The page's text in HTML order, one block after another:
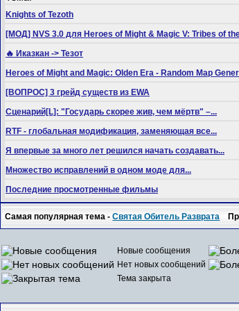
Knights of Tezoth
[МОД] NVS 3.0 для Heroes of Might & Magic V: Tribes of
🔥 Иказкан -> Тезот
Heroes of Might and Magic: Olden Era - Random Map
[ВОПРОС] 3 грейд существ из EWA
Сценарий[L]: "Государь скорее жив, чем мёртв" –...
RTF - глобальная модификация, заменяющая все...
Я впервые за много лет решился начать создавать...
Множество исправлений в одном моде для...
Последние просмотренные фильмы
Самая популярная тема -Святая Обитель Разврата
Новые сообщения
Нет новых сообщений
Тема закрыта